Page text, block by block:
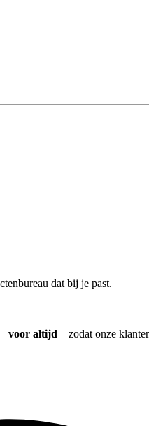
dat bij je past.
voor altijd – zodat onze